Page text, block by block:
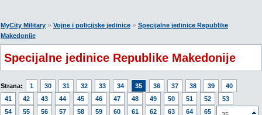
MyCity Military » Vojne i policijske jedinice » Specijalne jedinice Republike
Makedonije
Specijalne jedinice Republike Makedonije
Strana: 1 30 31 32 33 34 35 36 37 38 39
40
41
42 43 44 45 46 47 48 49 50 51 52
53
54
55 56 57 58 59 60 61 62 63 64 65